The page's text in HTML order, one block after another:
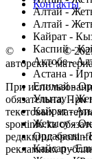
Алтай -
Алтай -
Кайрат -
Каспий -
Актобе -
Астана -
Елимай -
Улытау -
Кайрат -
Жетысу -
Ордабасы -
Кайсар -
Контакты
© Copyright©
авторские
При
обязательна. При
текстовых
sportinfo.kz
редакции:
рекламных